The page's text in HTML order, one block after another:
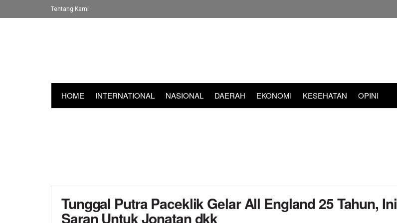
Tentang Kami
HOME INTERNATIONAL NASIONAL DAERAH EKONOMI KESEHATAN OPINI
Tunggal Putra Paceklik Gelar All England 25 Tahun, Ini
Saran Untuk Jonatan dkk